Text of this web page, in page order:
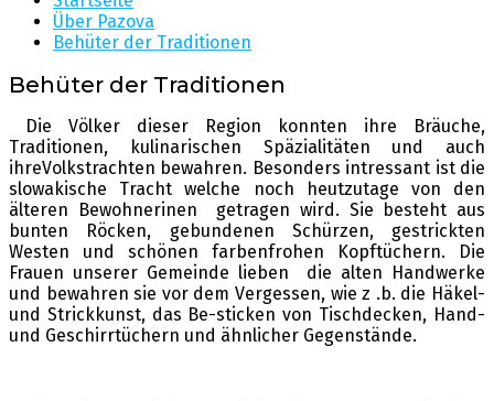
Über Pazova
Behüter der Traditionen
Behüter der Traditionen
Die Völker dieser Region konnten ihre Bräuche,
Traditionen, kulinarischen Späzialitäten und auch
ihreVolkstrachten bewahren. Besonders intressant ist die
slowakische Tracht welche noch heutzutage von den
älteren Bewohnerinen getragen wird. Sie besteht aus
bunten Röcken, gebundenen Schürzen, gestrickten
Westen und schönen farbenfrohen Kopftüchern. Die
Frauen unserer Gemeinde lieben die alten Handwerke
und bewahren sie vor dem Vergessen, wie z .b. die Häkel-
und Strickkunst, das Be-sticken von Tischdecken, Hand-
und Geschirrtüchern und ähnlicher Gegenstände.